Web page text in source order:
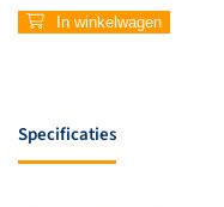
211
–
zaalge
vreugd
In winkelwagen
Specificaties